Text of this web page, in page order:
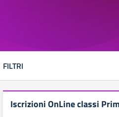
FILTRI
Iscrizioni OnLine classi